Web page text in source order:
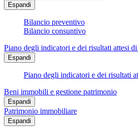
Espandi
Bilancio preventivo
Bilancio consuntivo
Piano degli indicatori e dei risultati attesi
Espandi
Piano degli indicatori e dei risultati
Beni immobili e gestione patrimonio
Espandi
Patrimonio immobiliare
Espandi